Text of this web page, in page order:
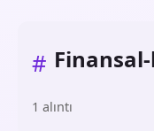
#
1 alıntı